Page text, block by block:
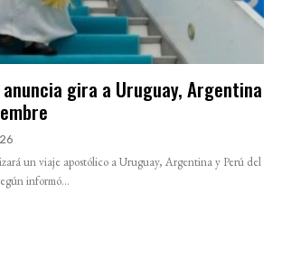
anuncia gira a Uruguay, Argentina
un viaje apostólico a Uruguay, Argentina y Perú del
informó...